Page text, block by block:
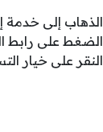
الذهاب إلى خدمة
الضغط على رابط
النقر على خيار